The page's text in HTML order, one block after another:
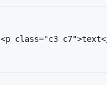
<p class="c3